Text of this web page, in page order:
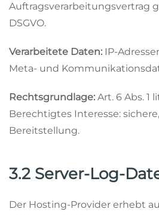
Auftragsverarbeitungsvertrag
DSGVO.
Verarbeitete Daten: IP-
Meta- und
Rechtsgrundlage: Art. 6 Abs. 1
Berechtigtes Interesse:
Bereitstellung.
3.2 Server-Log-
Der Hosting-Provider erhebt